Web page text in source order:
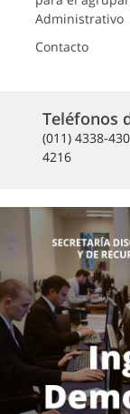
Administrativo
Contacto
Teléfonos
(011) 4338-
4216